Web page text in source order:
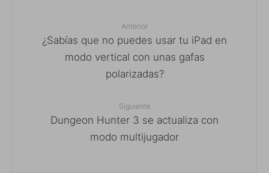
Anterior
¿Sabías que no puedes usar tu iPad en
modo vertical con unas gafas
polarizadas?
Siguiente
Dungeon Hunter 3 se actualiza con
modo multijugador